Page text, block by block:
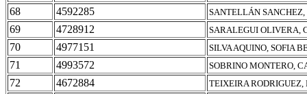
68 4592285 SANTELLÁN
69 4728912 SARALEGUI OLIVERA,
70 4977151 SILVA AQUINO, SOFIA
71 4993572 SOBRINO MONTERO,
72 4672884 TEIXEIRA RODRIGUEZ,